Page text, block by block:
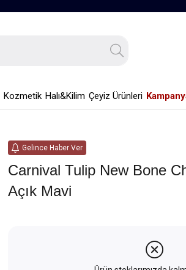
Kozmetik Halı&Kilim Çeyiz Ürünleri
Gelince Haber Ver
Carnival Tulip New Bone
Açık Mavi